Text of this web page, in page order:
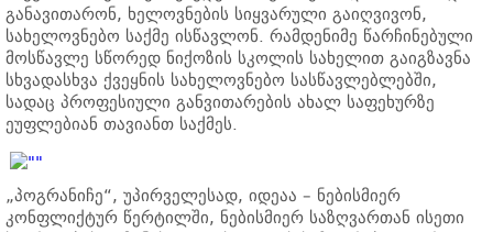
განავითარონ, ხელოვნების სიყვარული გაიღვივონ,
სახელოვნებო საქმე ისწავლონ. რამდენიმე წარჩინებული
მოსწავლე სწორედ ნიქოზის სკოლის სახელით გაიგზავნა
სხვადასხვა ქვეყნის სახელოვნებო სასწავლებლებში,
სადაც პროფესიული განვითარების ახალ საფეხურზე
ეუფლებიან თავიანთ საქმეს.
„პოგრანიჩე“, უპირველესად, იდეაა – ნებისმიერ
კონფლიქტურ წერტილში, ნებისმიერ საზღვართან ისეთი